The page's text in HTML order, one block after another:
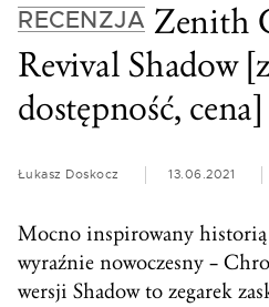
RECENZJA Zenith
Revival Shadow
dostępność, cena]
Łukasz Doskocz 13.06.2021
Mocno inspirowany historią
wyraźnie nowoczesny –
wersji Shadow to zegarek